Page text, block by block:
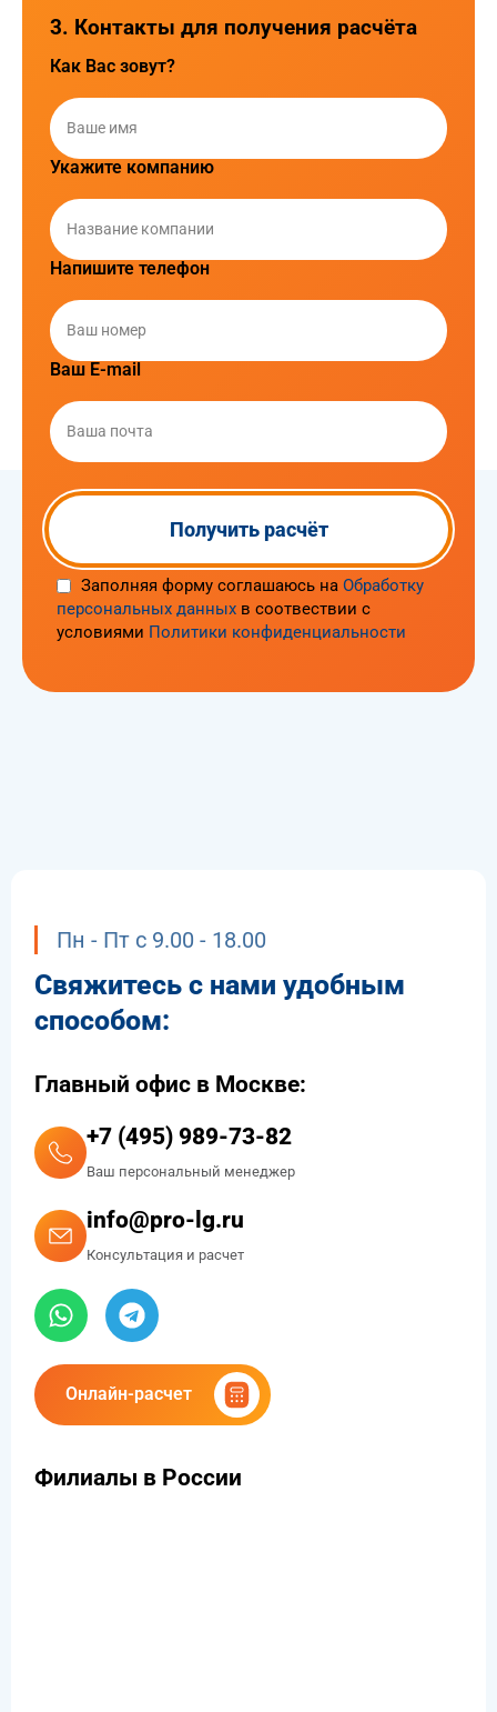
3. Контакты для получения расчёта
Как Вас зовут?
Укажите компанию
Напишите телефон
Ваш E-mail
Заполняя форму соглашаюсь на Обработку
персональных данных в соотвествии с
условиями Политики конфиденциальности
Пн - Пт с 9.00 - 18.00
Свяжитесь с нами удобным
способом:
Главный офис в Москве:
+7 (495) 989-73-82
Ваш персональный менеджер
info@pro-lg.ru
Консультация и расчет
Онлайн-расчет
Филиалы в России